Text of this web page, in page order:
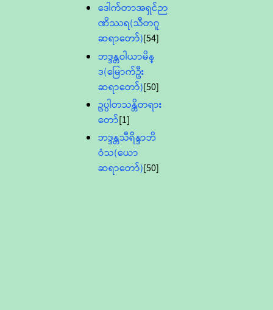
ဒေါက်တာအရှင်ဉာ
ဏိဿရ(သီတဂူ
ဆရာတော်)[54]
ဘဒ္ဒန္တဝါယာမိန္
ဒ(မြောက်ဦး
ဆရာတော်)[50]
ဥပ္ပါတသန္တိတရား
တော်[1]
ဘဒ္ဒန္တသီရိန္ဒာဘိ
ဝံသ(ယော
ဆရာတော်)[50]